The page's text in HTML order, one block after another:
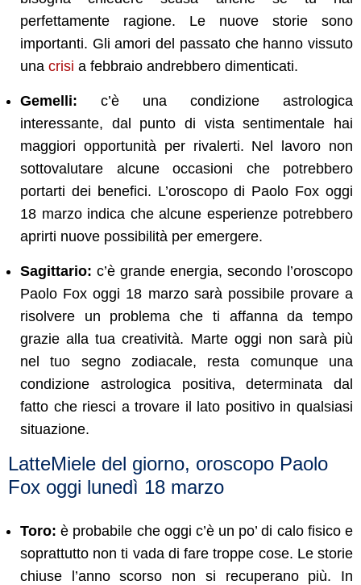
perfettamente ragione. Le nuove storie sono
importanti. Gli amori del passato che hanno vissuto
una crisi a febbraio andrebbero dimenticati.
Gemelli: c’è una condizione astrologica
interessante, dal punto di vista sentimentale hai
maggiori opportunità per rivalerti. Nel lavoro non
sottovalutare alcune occasioni che potrebbero
portarti dei benefici. L’oroscopo di Paolo Fox oggi
18 marzo indica che alcune esperienze potrebbero
aprirti nuove possibilità per emergere.
Sagittario: c’è grande energia, secondo l’oroscopo
Paolo Fox oggi 18 marzo sarà possibile provare a
risolvere un problema che ti affanna da tempo
grazie alla tua creatività. Marte oggi non sarà più
nel tuo segno zodiacale, resta comunque una
condizione astrologica positiva, determinata dal
fatto che riesci a trovare il lato positivo in qualsiasi
situazione.
LatteMiele del giorno, oroscopo Paolo
Fox oggi lunedì 18 marzo
Toro: è probabile che oggi c’è un po’ di calo fisico e
soprattutto non ti vada di fare troppe cose. Le storie
chiuse l’anno scorso non si recuperano più. In